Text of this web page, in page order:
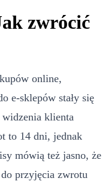
zwrócić
online,
e-sklepów stały się
klienta
to 14 dni, jednak
mówią też jasno, że
przyjęcia zwrotu